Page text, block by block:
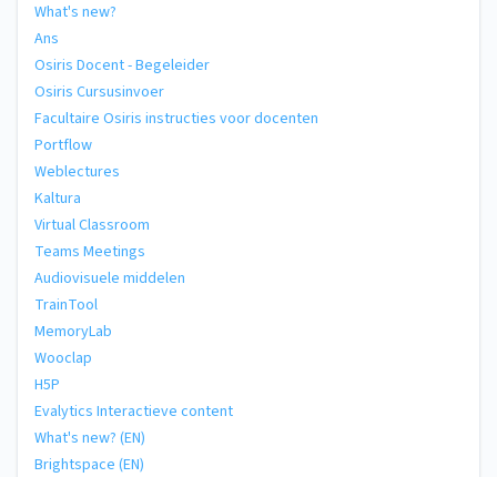
What's new?
Ans
Osiris Docent - Begeleider
Osiris Cursusinvoer
Facultaire Osiris instructies voor docenten
Portflow
Weblectures
Kaltura
Virtual Classroom
Teams Meetings
Audiovisuele middelen
TrainTool
MemoryLab
Wooclap
H5P
Evalytics Interactieve content
What's new? (EN)
Brightspace (EN)